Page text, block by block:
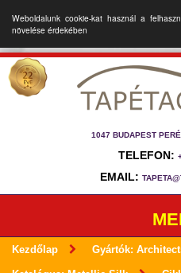
Weboldalunk cookie-kat használ a
növelése érdekében
1047 BUDAPEST
TELEFON:
EMAIL:
Kezdőlap Gyártók: